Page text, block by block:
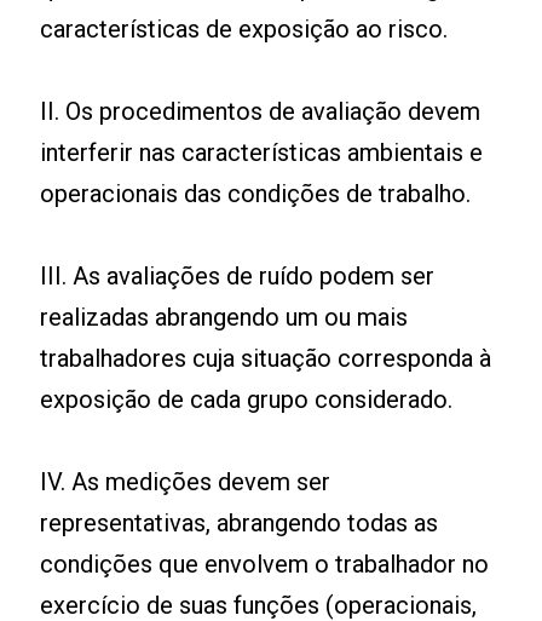
características de exposição ao risco.
II. Os procedimentos de avaliação devem
interferir nas características ambientais e
operacionais das condições de trabalho.
III. As avaliações de ruído podem ser
realizadas abrangendo um ou mais
trabalhadores cuja situação corresponda à
exposição de cada grupo considerado.
IV. As medições devem ser
representativas, abrangendo todas as
condições que envolvem o trabalhador no
exercício de suas funções (operacionais,